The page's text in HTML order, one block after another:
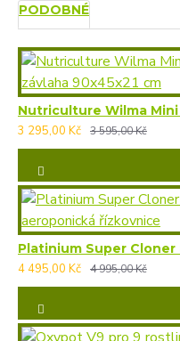
PODOBNÉ
3 295,00 Kč
3 595,00 Kč
4 495,00 Kč
4 995,00 Kč